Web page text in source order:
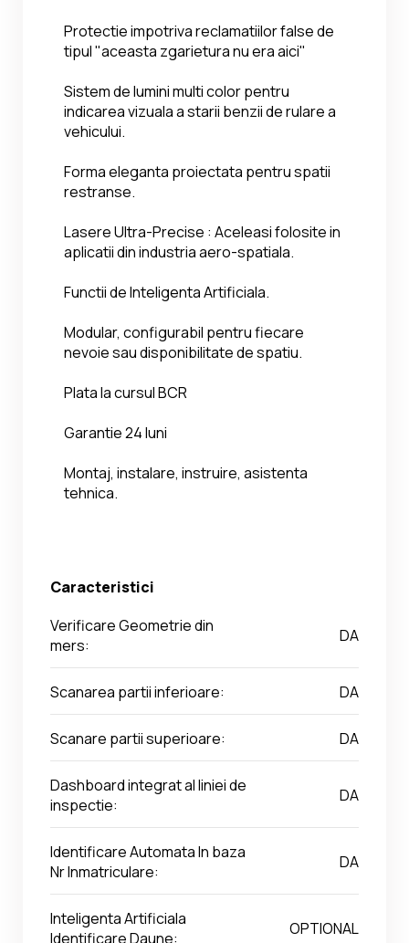
Protectie impotriva reclamatiilor false de
tipul "aceasta zgarietura nu era aici"
Sistem de lumini multi color pentru
indicarea vizuala a starii benzii de rulare a
vehicului.
Forma eleganta proiectata pentru spatii
restranse.
Lasere Ultra-Precise : Aceleasi folosite in
aplicatii din industria aero-spatiala.
Functii de Inteligenta Artificiala.
Modular, configurabil pentru fiecare
nevoie sau disponibilitate de spatiu.
Plata la cursul BCR
Garantie 24 luni
Montaj, instalare, instruire, asistenta
tehnica.
Caracteristici
Verificare Geometrie din
mers:
DA
Scanarea partii inferioare: DA
Scanare partii superioare: DA
Dashboard integrat al liniei de
inspectie:
DA
Identificare Automata In baza
Nr Inmatriculare:
DA
Inteligenta Artificiala
Identificare Daune:
OPTIONAL